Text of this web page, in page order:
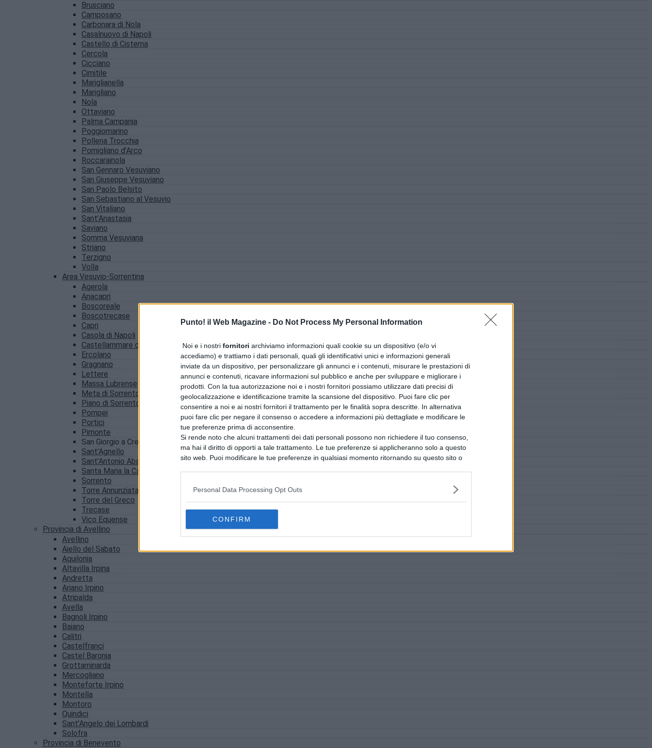
Punto! il Web Magazine - Do Not Process My Personal Information
Noi e i nostri fornitori archiviamo informazioni quali cookie su un dispositivo (e/o vi
accediamo) e trattiamo i dati personali, quali gli identificativi unici e informazioni generali
inviate da un dispositivo, per personalizzare gli annunci e i contenuti, misurare le prestazioni di
annunci e contenuti, ricavare informazioni sul pubblico e anche per sviluppare e migliorare i
prodotti. Con la tua autorizzazione noi e i nostri fornitori possiamo utilizzare dati precisi di
geolocalizzazione e identificazione tramite la scansione del dispositivo. Puoi fare clic per
consentire a noi e ai nostri fornitori il trattamento per le finalità sopra descritte. In alternativa
puoi fare clic per negare il consenso o accedere a informazioni più dettagliate e modificare le
tue preferenze prima di acconsentire.
Si rende noto che alcuni trattamenti dei dati personali possono non richiedere il tuo consenso,
ma hai il diritto di opporti a tale trattamento. Le tue preferenze si applicheranno solo a questo
sito web. Puoi modificare le tue preferenze in qualsiasi momento ritornando su questo sito o
Personal Data Processing Opt Outs
CONFIRM
Brusciano
Camposano
Carbonara di Nola
Casalnuovo di Napoli
Castello di Cisterna
Cercola
Cicciano
Cimitile
Mariglianella
Marigliano
Nola
Ottaviano
Palma Campania
Poggiomarino
Pollena Trocchia
Pomigliano d’Arco
Roccarainola
San Gennaro Vesuviano
San Giuseppe Vesuviano
San Paolo Belsito
San Sebastiano al Vesuvio
San Vitaliano
Sant’Anastasia
Saviano
Somma Vesuviana
Striano
Terzigno
Volla
Area Vesuvio-Sorrentina
Agerola
Anacapri
Boscoreale
Boscotrecase
Capri
Casola di Napoli
Castellammare di Stabia
Ercolano
Gragnano
Lettere
Massa Lubrense
Meta di Sorrento
Piano di Sorrento
Pompei
Portici
Pimonte
San Giorgio a Cremano
Sant’Agnello
Sant’Antonio Abate
Santa Maria la Carità
Sorrento
Torre Annunziata
Torre del Greco
Trecase
Vico Equense
Provincia di Avellino
Avellino
Aiello del Sabato
Aquilonia
Altavilla Irpina
Andretta
Ariano Irpino
Atripalda
Avella
Bagnoli Irpino
Baiano
Calitri
Castelfranci
Castel Baronia
Grottaminarda
Mercogliano
Monteforte Irpino
Montella
Montoro
Quindici
Sant’Angelo dei Lombardi
Solofra
Provincia di Benevento